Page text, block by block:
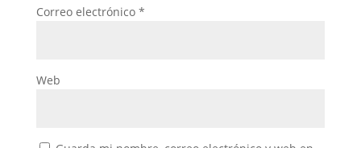
Correo electrónico *
Web